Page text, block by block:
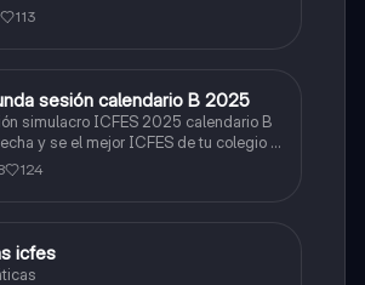
113
Críticasesión calendario B 2025
simulacro ICFES 2025 calendario B
y se el mejor ICFES de tu colegio y
a universidad, y estudiar aquella
tanto sueñas.
124
icfes